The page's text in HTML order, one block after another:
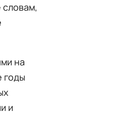
на
годы
и